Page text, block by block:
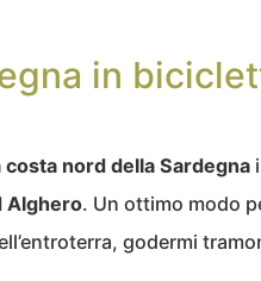
in
nord della Sardegna
Alghero. Un ottimo modo
godermi